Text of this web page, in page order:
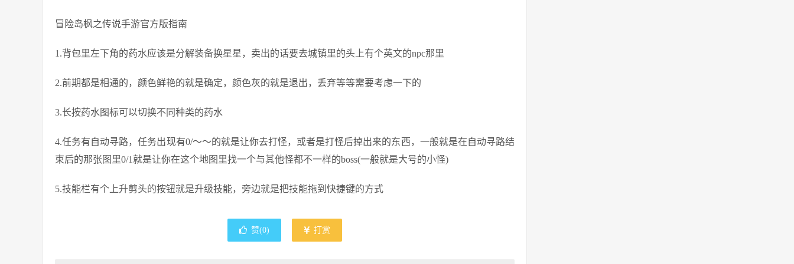
冒险岛枫之传说手游官方版指南
1.背包里左下角的药水应该是分解装备换星星，卖出的话要去城镇里的头上有个英文的npc那里
2.前期都是相通的，颜色鲜艳的就是确定，颜色灰的就是退出，丢弃等等需要考虑一下的
3.长按药水图标可以切换不同种类的药水
4.任务有自动寻路，任务出现有0/～～的就是让你去打怪，或者是打怪后掉出来的东西，一般就是在自动寻路结
束后的那张图里0/1就是让你在这个地图里找一个与其他怪都不一样的boss(一般就是大号的小怪)
5.技能栏有个上升剪头的按钮就是升级技能，旁边就是把技能拖到快捷键的方式
赞(0) 打赏